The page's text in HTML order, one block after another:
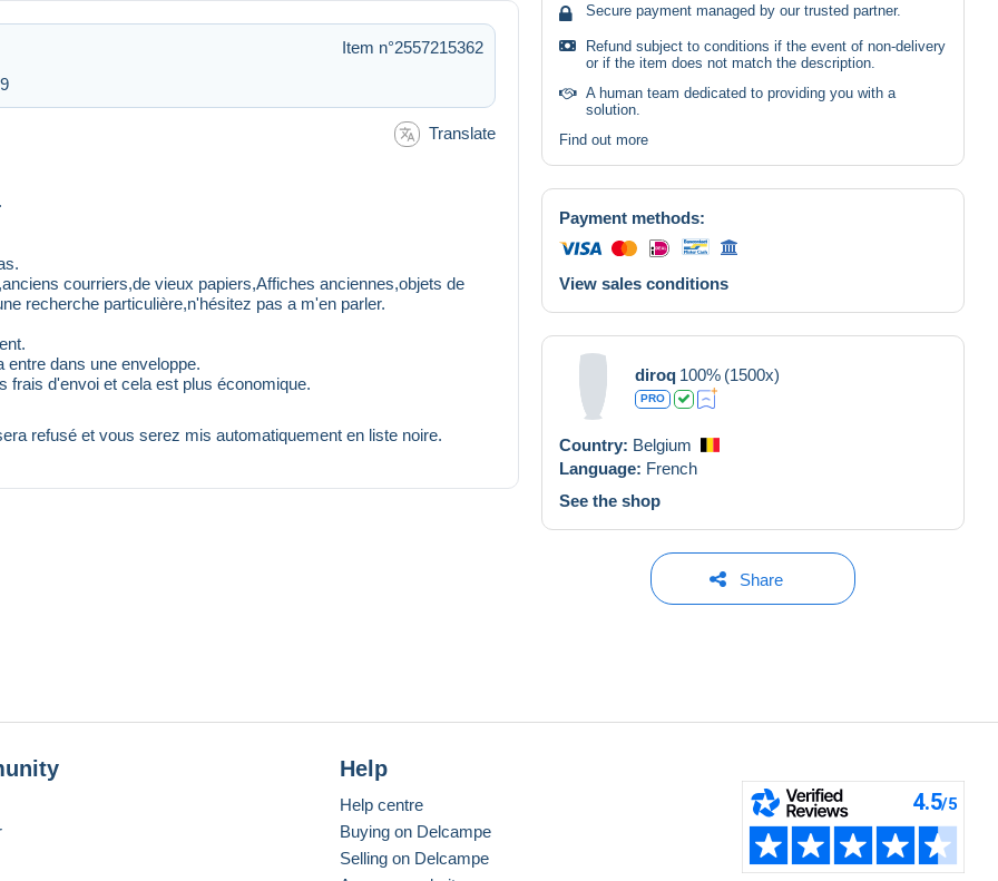
Item n°2557215362
Translate
courriers,de vieux papiers,Affiches anciennes,objets de
recherche particulière,n'hésitez pas a m'en parler.
dans une enveloppe.
frais d'envoi et cela est plus économique.
refusé et vous serez mis automatiquement en liste noire.
Secure payment managed by our trusted partner.
Refund subject to conditions if the event of non-delivery
or if the item does not match the description.
A human team dedicated to providing you with a
solution.
Find out more
Payment methods:
View sales conditions
diroq 100% (1500x)
PRO
Country: Belgium
Language: French
See the shop
Share
Help
Help centre
Buying on Delcampe
Selling on Delcampe